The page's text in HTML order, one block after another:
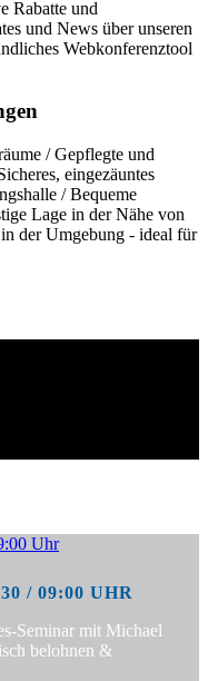
Rabatte und
und News über unseren
Webkonferenztool
/ Gepflegte und
eingezäuntes
/ Bequeme
Lage in der Nähe von
der Umgebung - ideal für
/ 09:00 UHR
Seminar mit Michael
belohnen &